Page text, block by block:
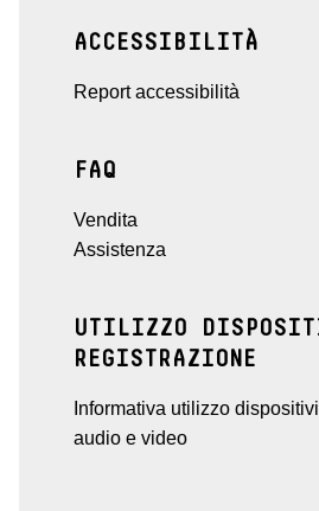
ACCESSIBILITÀ
Report accessibilità
FAQ
Vendita
Assistenza
UTILIZZO
REGISTRAZIONE
Informativa utilizzo
audio e video